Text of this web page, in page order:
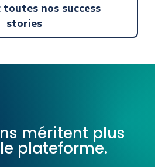
toutes nos success
stories
méritent plus
plateforme.